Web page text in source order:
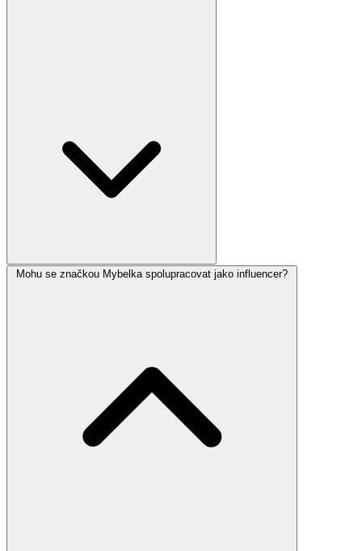
Mohu se značkou Mybelka spolupracovat jako influencer?